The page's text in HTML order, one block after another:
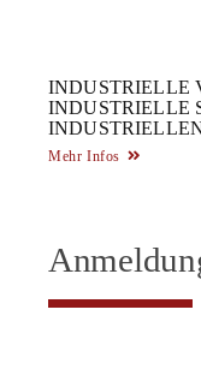
INDUSTRIELLE
INDUSTRIELLE
Mehr Infos